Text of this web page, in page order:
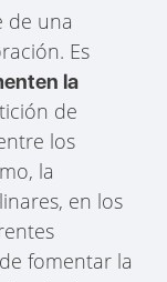
de una
Es
la
de
los
la
en los
fomentar la